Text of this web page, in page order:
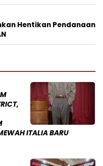
Hentikan Pendanaan
ITALIA BARU